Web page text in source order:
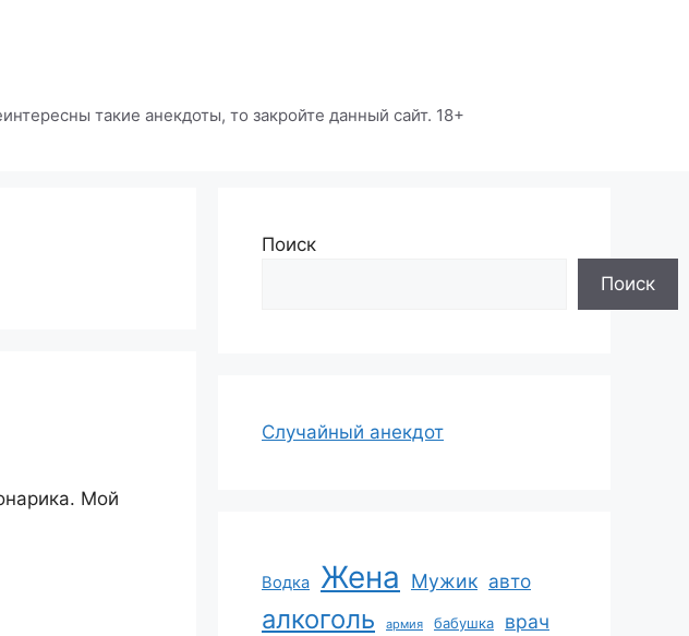
такие анекдоты, то закройте данный сайт. 18+
Мой
Поиск
Поиск
Случайный анекдот
Водка Жена Мужик авто
алкоголь армия бабушка врач